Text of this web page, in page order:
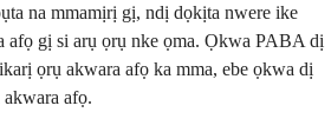
na mmamịrị gị, ndị dọkịta nwere ike
afọ gị si arụ ọrụ nke ọma. Ọkwa PABA dị
ọrụ akwara afọ ka mma, ebe ọkwa dị
afọ.